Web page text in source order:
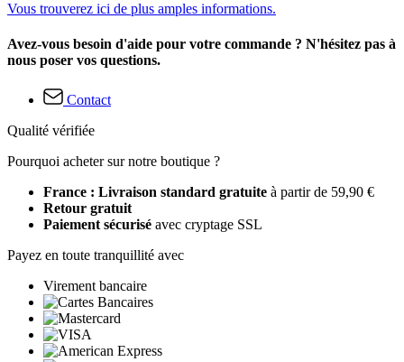
Vous trouverez ici de plus amples informations.
Avez-vous besoin d'aide pour votre commande ? N'hésitez pas à
nous poser vos questions.
Contact
Qualité vérifiée
Pourquoi acheter sur notre boutique ?
France : Livraison standard gratuite à partir de 59,90 €
Retour gratuit
Paiement sécurisé avec cryptage SSL
Payez en toute tranquillité avec
Virement bancaire